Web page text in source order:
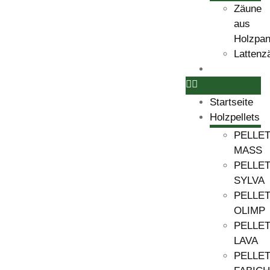
Zäune
aus
Startseite
Holzpellets
PELLET
MASS
PELLET
SYLVA
PELLET
OLIMP
PELLET
LAVA
PELLET